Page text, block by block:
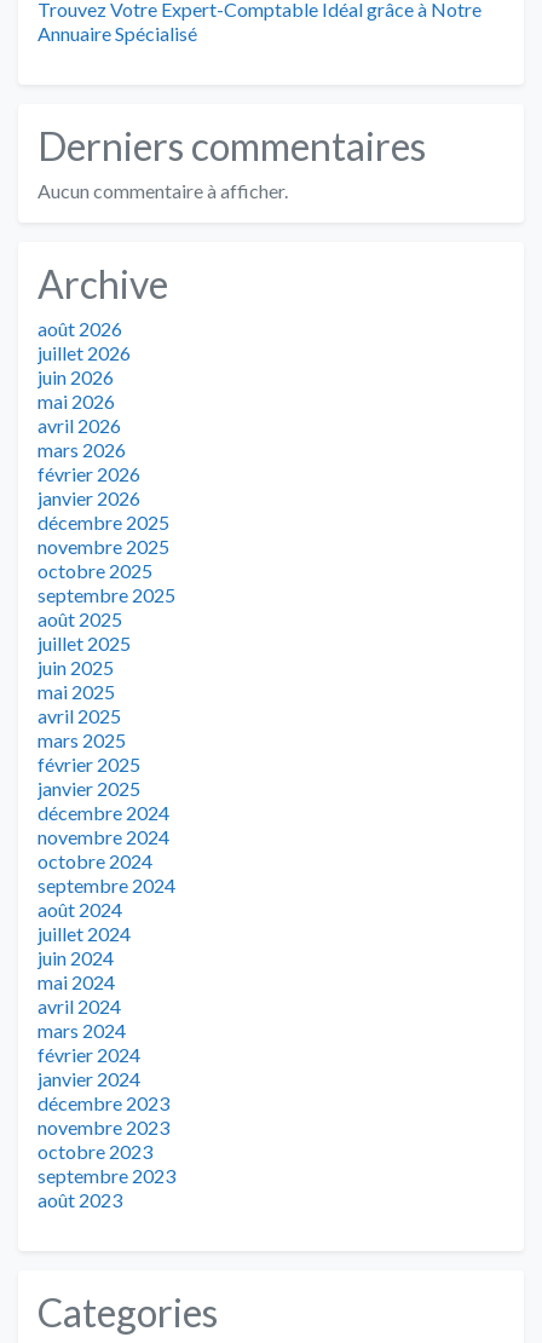
Trouvez Votre Expert-Comptable Idéal grâce à Notre
Annuaire Spécialisé
Derniers commentaires
Aucun commentaire à afficher.
Archive
août 2026
juillet 2026
juin 2026
mai 2026
avril 2026
mars 2026
février 2026
janvier 2026
décembre 2025
novembre 2025
octobre 2025
septembre 2025
août 2025
juillet 2025
juin 2025
mai 2025
avril 2025
mars 2025
février 2025
janvier 2025
décembre 2024
novembre 2024
octobre 2024
septembre 2024
août 2024
juillet 2024
juin 2024
mai 2024
avril 2024
mars 2024
février 2024
janvier 2024
décembre 2023
novembre 2023
octobre 2023
septembre 2023
août 2023
Categories